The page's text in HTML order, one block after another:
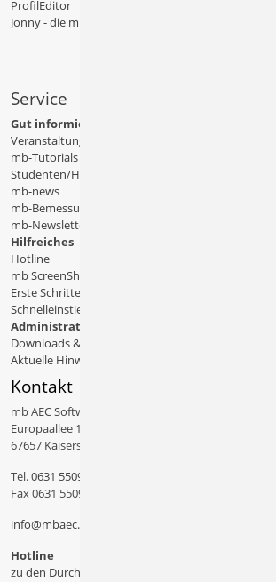
ProfilEditor
Jonny - die mb-App
Service
Gut informiert
Veranstaltungen
mb-Tutorials
Studenten/Hochschule
mb-news
mb-Bemessungstafeln
mb-Newsletter
Hilfreiches
Hotline
mb ScreenShare
Erste Schritte
Schnelleinstiege & Doku
Administratives
Downloads & Patches
Aktuelle Hinweise
Kontakt
mb AEC Software GmbH
Europaallee 14
67657 Kaiserslautern
Tel.0631 550999 11
Fax 0631 550999 20
info@mbaec.de
Hotline
zu den Durchwahlen